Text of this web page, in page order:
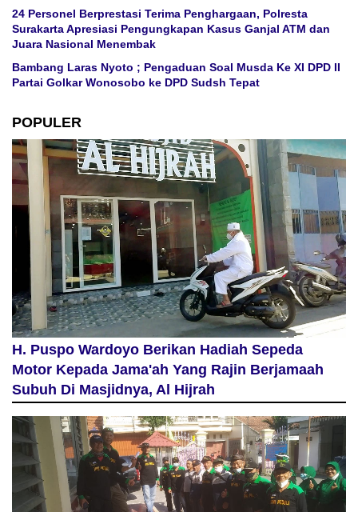
24 Personel Berprestasi Terima Penghargaan, Polresta
Surakarta Apresiasi Pengungkapan Kasus Ganjal ATM dan
Juara Nasional Menembak
Bambang Laras Nyoto ; Pengaduan Soal Musda Ke XI DPD II
Partai Golkar Wonosobo ke DPD Sudsh Tepat
POPULER
H. Puspo Wardoyo Berikan Hadiah Sepeda
Motor Kepada Jama'ah Yang Rajin Berjamaah
Subuh Di Masjidnya, Al Hijrah